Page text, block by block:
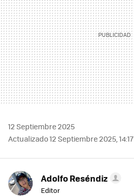
12 Septiembre 2025
Actualizado 12 Septiembre 2025, 14:17
Adolfo Reséndiz
Editor